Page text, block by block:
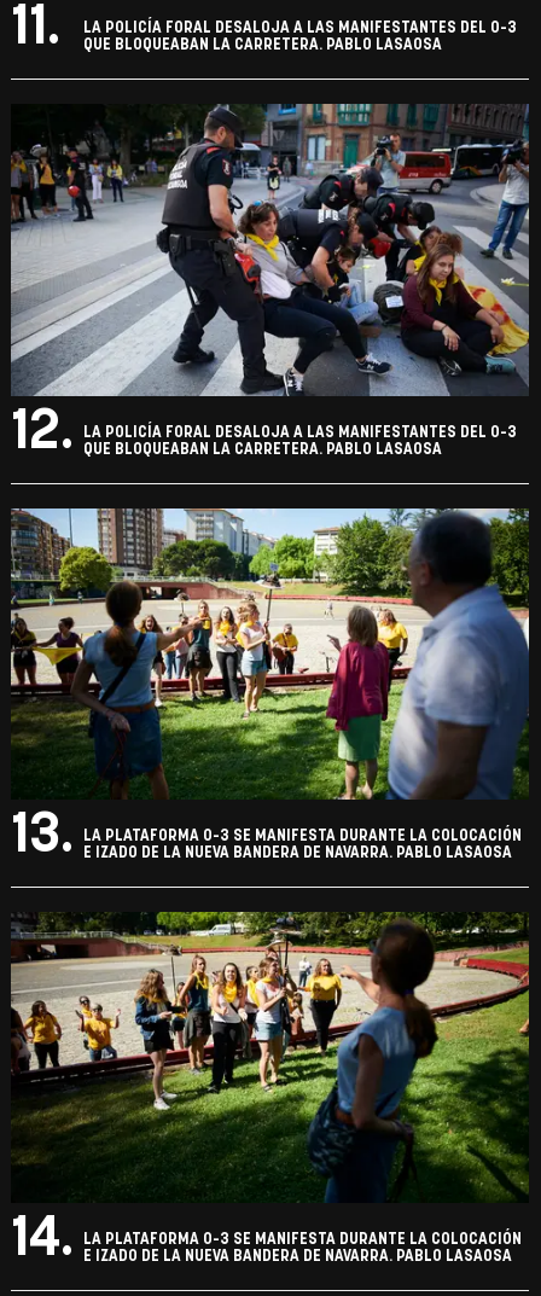
11.
LA POLICÍA FORAL DESALOJA A LAS MANIFESTANTES DEL 0-3
QUE BLOQUEABAN LA CARRETERA. PABLO LASAOSA
12.
LA POLICÍA FORAL DESALOJA A LAS MANIFESTANTES DEL 0-3
QUE BLOQUEABAN LA CARRETERA. PABLO LASAOSA
13.
LA PLATAFORMA 0-3 SE MANIFESTA DURANTE LA COLOCACIÓN
E IZADO DE LA NUEVA BANDERA DE NAVARRA. PABLO LASAOSA
14.
LA PLATAFORMA 0-3 SE MANIFESTA DURANTE LA COLOCACIÓN
E IZADO DE LA NUEVA BANDERA DE NAVARRA. PABLO LASAOSA